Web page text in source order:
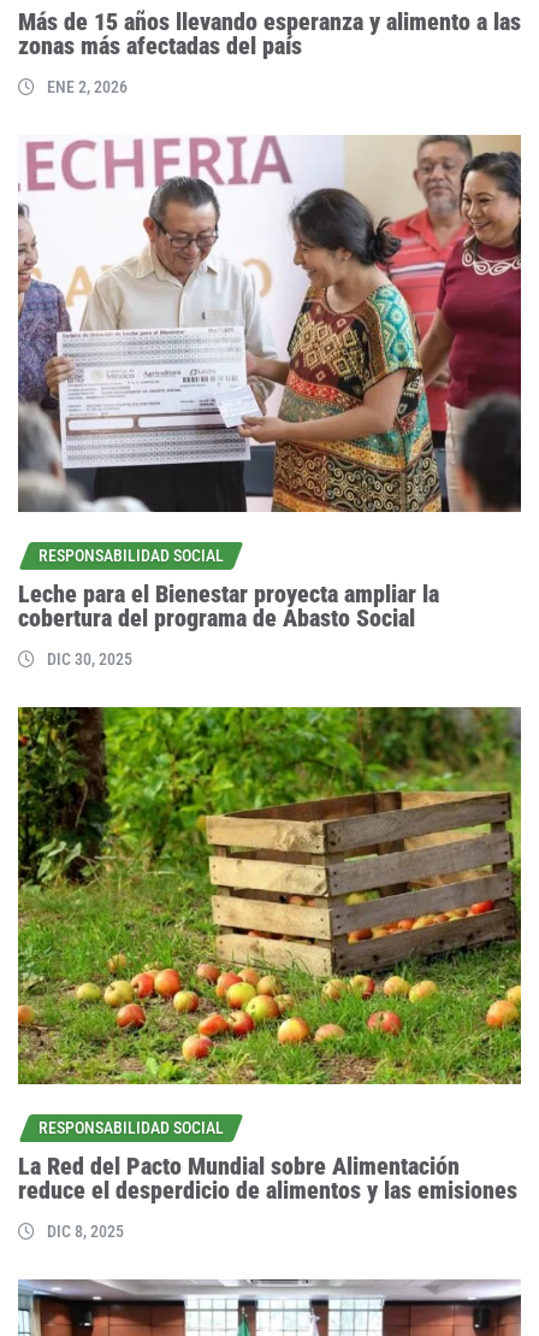
Más de 15 años llevando esperanza y alimento a las
zonas más afectadas del país
ENE 2, 2026
RESPONSABILIDAD SOCIAL
Leche para el Bienestar proyecta ampliar la
cobertura del programa de Abasto Social
DIC 30, 2025
RESPONSABILIDAD SOCIAL
La Red del Pacto Mundial sobre Alimentación
reduce el desperdicio de alimentos y las emisiones
DIC 8, 2025